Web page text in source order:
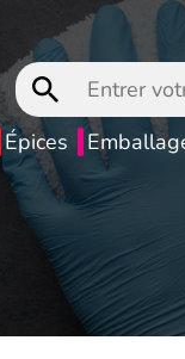
Épices